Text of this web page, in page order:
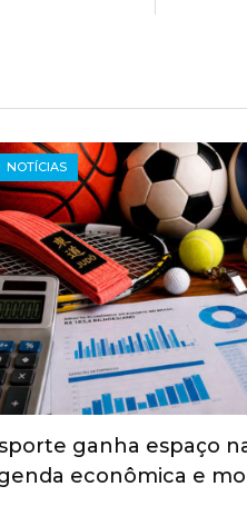
NOTÍCIAS
ganha espaço
econômica e